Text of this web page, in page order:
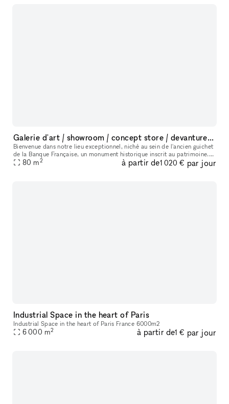
Galerie d'art / showroom / concept store / devanture Monument Historique
Bienvenue dans notre lieu exceptionnel, niché au sein de l'ancien guichet
de la Banque Française, un monument historique inscrit au patrimoine.
Cet espace polyvalent offre une variété d'options pour
80 m2 à partir de1 020 € par jour
Industrial Space in the heart of Paris
Industrial Space in the heart of Paris France 6000m2
6 000 m2 à partir de1 € par jour